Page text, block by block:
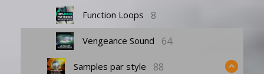
Function Loops 8
Vengeance Sound 64
Samples par style 88